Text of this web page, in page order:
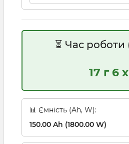
⏳ Час роботи
17 г 6
📊 Ємність (Ah, W):
150.00 Ah (1800.00 W)